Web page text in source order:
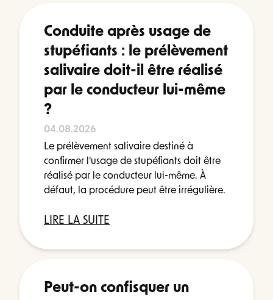
Conduite après usage de
stupéfiants : le prélèvement
salivaire doit-il être réalisé
par le conducteur lui-même
?
04.08.2026
Le prélèvement salivaire destiné à
confirmer l'usage de stupéfiants doit être
réalisé par le conducteur lui-même. À
défaut, la procédure peut être irrégulière.
LIRE LA SUITE
Peut-on confisquer un